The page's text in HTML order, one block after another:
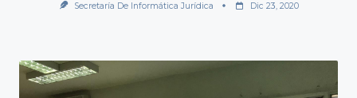
Secretaría De Informática Jurídica Dic 23, 2020